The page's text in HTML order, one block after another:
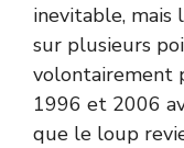
inevitable,
sur plusieurs
volontairement
1996 et 2006
que le loup